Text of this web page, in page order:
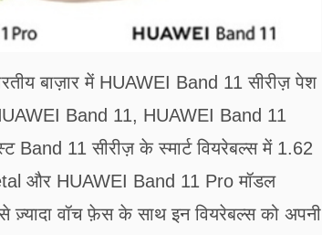
बाज़ार में HUAWEI Band 11 सीरीज़ पेश
Band 11, HUAWEI Band 11
11 सीरीज़ के स्मार्ट वियरेबल्स में 1.62
और HUAWEI Band 11 Pro मॉडल
वॉच फ़ेस के साथ इन वियरेबल्स को अपनी